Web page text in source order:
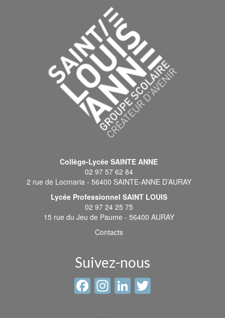
Collège-Lycée SAINTE ANNE
02 97 57 62 84
2 rue de Locmaria - 56400 SAINTE-ANNE D’AURAY
Lycée Professionnel SAINT LOUIS
02 97 24 25 75
15 rue du Jeu de Paume - 56400 AURAY
Contacts
Suivez-nous
Facebook
Instagram
LinkedIn